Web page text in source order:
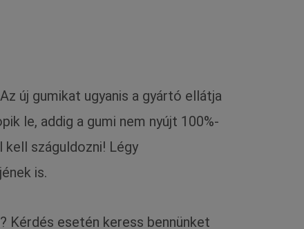
új gumikat ugyanis a gyártó ellátja
le, addig a gumi nem nyújt 100%-
kell száguldozni! Légy
is.
Kérdés esetén keress bennünket